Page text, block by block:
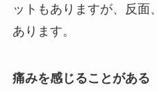
ットもありますが、反面
あります。
痛みを感じることがある